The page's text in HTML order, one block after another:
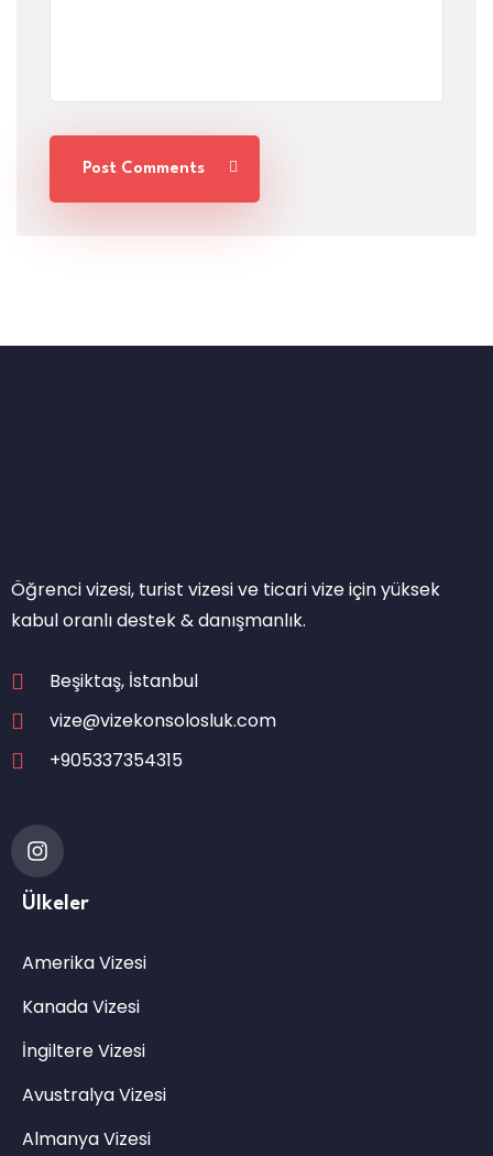
Post Comments
Öğrenci vizesi, turist vizesi ve ticari vize için yüksek
kabul oranlı destek & danışmanlık.
Beşiktaş, İstanbul
vize@vizekonsolosluk.com
+905337354315
Ülkeler
Amerika Vizesi
Kanada Vizesi
İngiltere Vizesi
Avustralya Vizesi
Almanya Vizesi